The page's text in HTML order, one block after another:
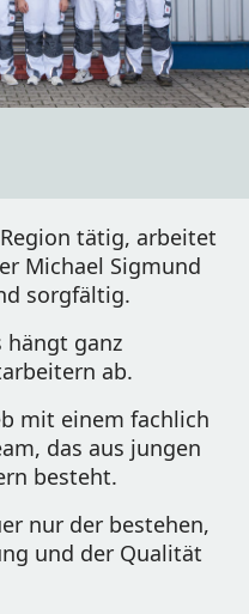
tätig, arbeitet
Michael Sigmund
sorgfältig.
hängt ganz
ab.
mit einem fachlich
das aus jungen
besteht.
nur der bestehen,
und der Qualität